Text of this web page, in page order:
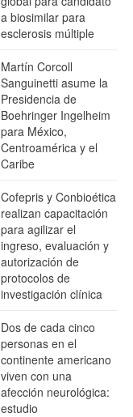
a biosimilar para
esclerosis múltiple
Martín Corcoll
Sanguinetti asume la
Presidencia de
Boehringer Ingelheim
para México,
Centroamérica y el
Caribe
Cofepris y Conbioética
realizan capacitación
para agilizar el
ingreso, evaluación y
autorización de
protocolos de
investigación clínica
Dos de cada cinco
personas en el
continente americano
viven con una
afección neurológica:
estudio